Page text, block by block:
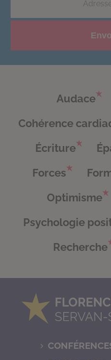
Audace
Cohérence
Écriture
Forces
Optimisme
Psychologie
Recherche